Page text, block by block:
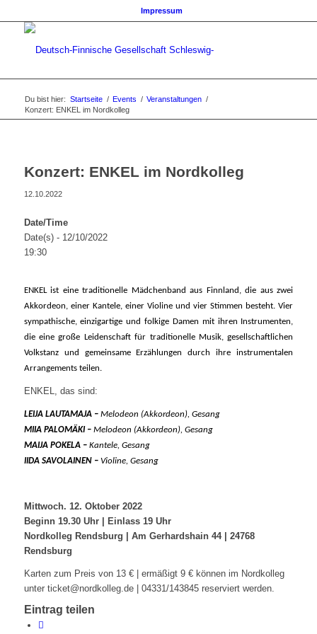
Impressum
Du bist hier: Startseite / Events / Veranstaltungen /
Konzert: ENKEL im Nordkolleg
Konzert: ENKEL im Nordkolleg
12.10.2022
Date/Time
Date(s) - 12/10/2022
19:30
ENKEL ist eine traditionelle Mädchenband aus Finnland, die aus zwei
Akkordeon, einer Kantele, einer Violine und vier Stimmen besteht. Vier
sympathische, einzigartige und folkige Damen mit ihren Instrumenten,
die eine große Leidenschaft für traditionelle Musik, gesellschaftlichen
Volkstanz und gemeinsame Erzählungen durch ihre instrumentalen
Arrangements teilen.
ENKEL, das sind:
LEIJA LAUTAMAJA – Melodeon (Akkordeon), Gesang
MIIA PALOMÄKI – Melodeon (Akkordeon), Gesang
MAIJA POKELA – Kantele, Gesang
IIDA SAVOLAINEN – Violine, Gesang
Mittwoch. 12. Oktober 2022
Beginn 19.30 Uhr | Einlass 19 Uhr
Nordkolleg Rendsburg | Am Gerhardshain 44 | 24768
Rendsburg
Karten zum Preis von 13 € | ermäßigt 9 € können im Nordkolleg
unter ticket@nordkolleg.de | 04331/143845 reserviert werden.
Eintrag teilen